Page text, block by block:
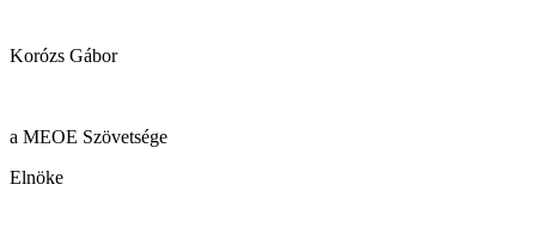
Korózs Gábor
a MEOE Szövetsége
Elnöke